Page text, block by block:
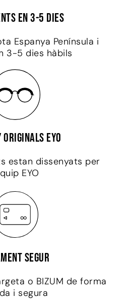
en 3-5 dies
Espanya Península i
3-5 dies hàbils
originals EYO
estan dissenyats per
EYO
segur
o BIZUM de forma
i segura